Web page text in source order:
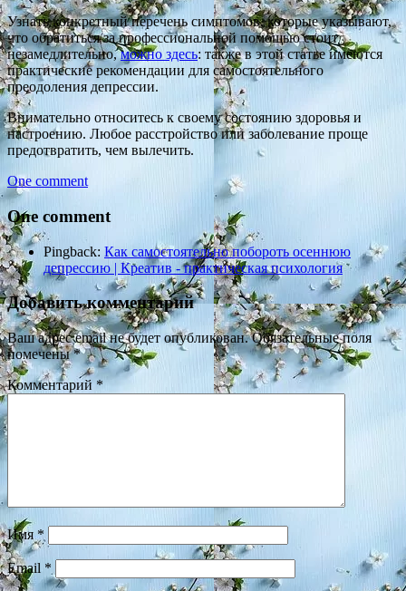
Узнать конкретный перечень симптомов, которые указывают,
что обратиться за профессиональной помощью стоит
незамедлительно,можно здесь: также в этой статье имеются
практические рекомендации для самостоятельного
преодоления депрессии.
Внимательно относитесь к своему состоянию здоровья и
настроению. Любое расстройство или заболевание проще
предотвратить, чем вылечить.
One comment
One comment
Pingback: Как самостоятельно побороть осеннюю
депрессию | Креатив - практическая психология
Добавить комментарий
Ваш адрес email не будет опубликован. Обязательные поля
помечены*
Комментарий *
Имя *
Email *